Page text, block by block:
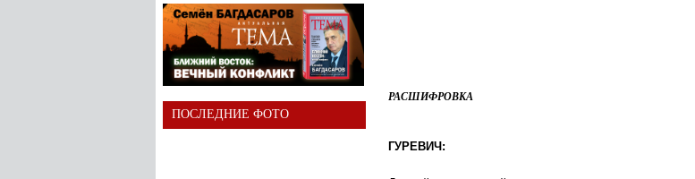
ПОСЛЕДНИЕ ФОТО
РАСШИФРОВКА
ГУРЕВИЧ: